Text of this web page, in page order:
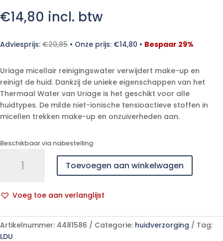
€14,80 incl. btw
Adviesprijs: €20,85 • Onze prijs: €14,80 • Bespaar 29%
Uriage micellair reinigingswater verwijdert make-up en
reinigt de huid. Dankzij de unieke eigenschappen van het
Thermaal Water van Uriage is het geschikt voor alle
huidtypes. De milde niet-ionische tensioactieve stoffen in
micellen trekken make-up en onzuiverheden aan.
Beschikbaar via nabestelling
Mixtes
500ml
aantal
Toevoegen aan winkelwagen
Voeg toe aan verlanglijst
l
t
Artikelnummer: 4481586 Categorie: huidverzorging
Tag:
LDU